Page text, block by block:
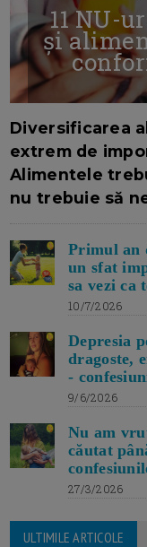
11 NU-
și
Diversificarea
extrem de
Alimentele
nu trebuie să
Primul an
un sfat
sa vezi ca
10/7/2026
Depresia
dragoste,
-
9/6/2026
Nu am
căutat
27/3/2026
ULTIMILE ARTICOLE